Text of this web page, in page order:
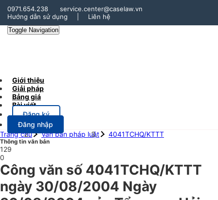
0971.654.238
service.center@caselaw.vn
Hướng dẫn sử dụng
Liên hệ
Toggle Navigation
Giới thiệu
Giải pháp
Bảng giá
Bài viết
Đăng ký
Đăng nhập
Trang chủ
Văn bản pháp luật 4041TCHQ/KTTT
Thông tin văn bản
129
0
Công văn số 4041TCHQ/KTTT
ngày 30/08/2004 Ngày